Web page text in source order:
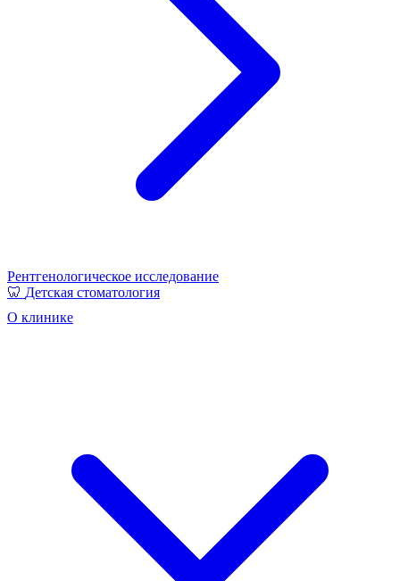
Рентгенологическое исследование
🦷 Детская стоматология
О клинике